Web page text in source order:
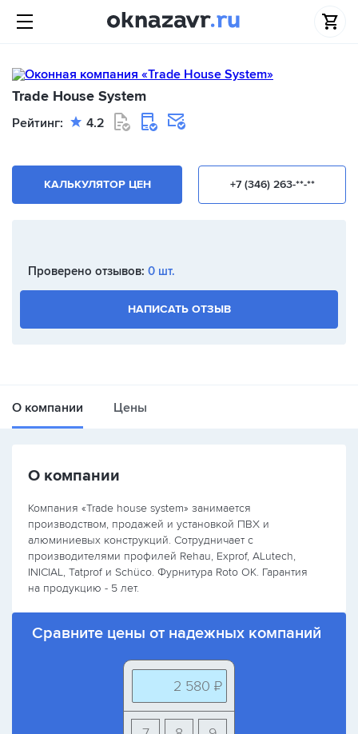
Trade House System
Рейтинг: 4.2
+7 (346) 263-**-**
КАЛЬКУЛЯТОР ЦЕН
Проверено отзывов: 0 шт.
НАПИСАТЬ ОТЗЫВ
О компании Цены
О компании
Компания «Trade house system» занимается
производством, продажей и установкой ПВХ и
алюминиевых конструкций. Сотрудничает с
производителями профилей Rehau, Exprof, ALutech,
INICIAL, Tatprof и Schüco. Фурнитура Roto OK. Гарантия
на продукцию - 5 лет.
Сравните цены от надежных компаний
2 580 ₽